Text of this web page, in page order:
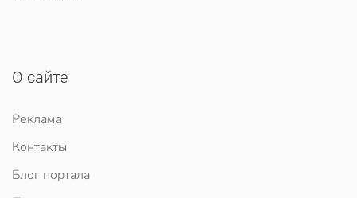
О сайте
Реклама
Контакты
Блог портала